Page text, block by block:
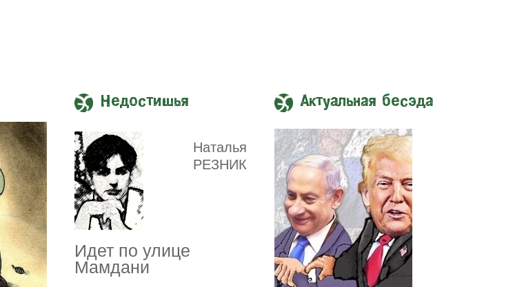
Недостишья
Наталья
РЕЗНИК
Идет по улице
Мамдани
Актуальная бесэда